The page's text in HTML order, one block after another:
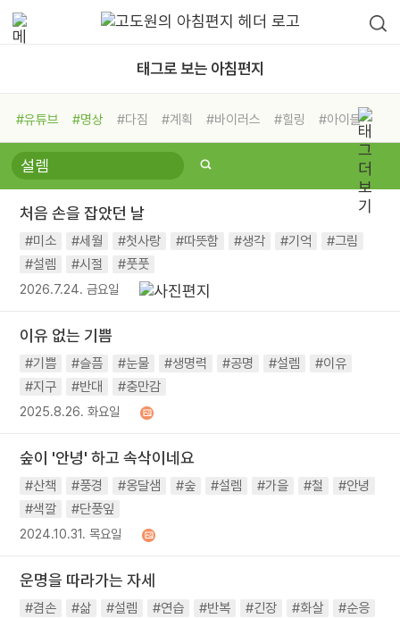
태그로 보는 아침편지
#유튜브 #명상 #다짐 #계획 #바이러스 #힐링
#아이들
#비전캠프
#독서캠프 #삶
#희망
#나눔 #친구 #링컨학교
#독서
#건강 #면역력
처음 손을 잡았던 날
#미소 #세월 #첫사랑 #따뜻함 #생각 #기억
#그림
#설렘
#시절 #풋풋
2026.7.24. 금요일
이유 없는 기쁨
#기쁨 #슬픔 #눈물 #생명력 #공명 #설렘
#이유
#지구
#반대 #충만감
2025.8.26. 화요일
숲이 '안녕' 하고 속삭이네요
#산책 #풍경 #옹달샘 #숲 #설렘 #가을 #철
#안녕
#색깔
#단풍잎
2024.10.31. 목요일
운명을 따라가는 자세
#겸손 #삶 #설렘 #연습 #반복 #긴장 #화살
#순응